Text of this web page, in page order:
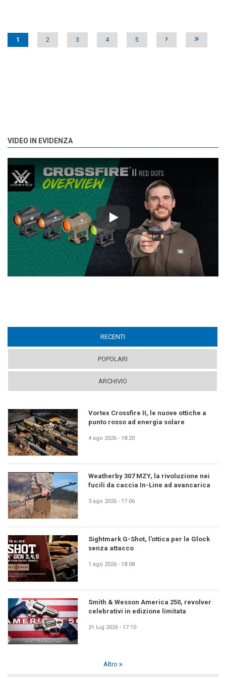
Pages
1 2 3 4 5 › »
VIDEO IN EVIDENZA
Play
RECENTI
POPOLARI
ARCHIVIO
Vortex Crossfire II, le nuove ottiche a
punto rosso ad energia solare
4 ago 2026 - 18:20
Weatherby 307 MZY, la rivoluzione nei
fucili da caccia In-Line ad avancarica
3 ago 2026 - 17:06
Sightmark G-Shot, l'ottica per le Glock
senza attacco
1 ago 2026 - 18:08
Smith & Wesson America 250, revolver
celebrativi in edizione limitata
31 lug 2026 - 17:10
Altro